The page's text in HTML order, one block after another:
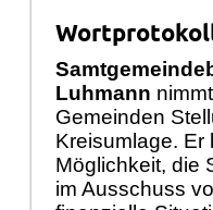
Luhmann
Gemeinden
Kreisumlage. Er
Möglichkeit, die
im Ausschuss